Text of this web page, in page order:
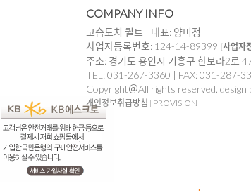
COMPANY INFO
고슴도치 퀼트 | 대표: 양미정
사업자등록번호: 124-14-89399 [사업자
주소: 경기도 용인시 기흥구 한보라2로
TEL: 031-267-3360 | FAX: 031-287-
Copyright＠All rights reserved. design
개인정보취급방침 | PROVISION